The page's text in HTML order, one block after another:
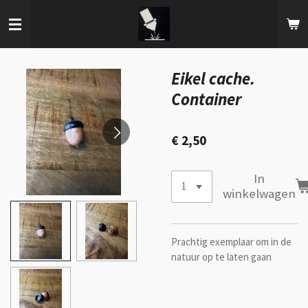
direct
hoofdinhoud
Eikel cache.
Container
€ 2,50
In
winkelwagen
Prachtig exemplaar om in de
natuur op te laten gaan